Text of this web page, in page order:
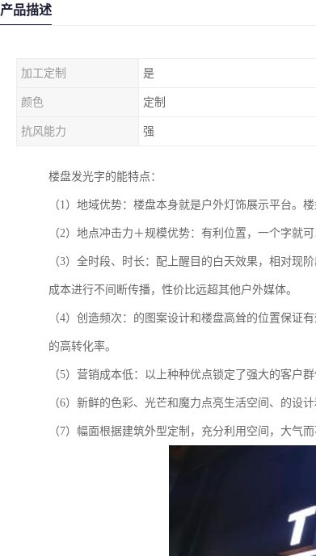
产品描述
加工定制 是
颜色 定制
抗风能力 强
楼盘发光字的能特点：
（1）地域优势：楼盘本身就是户外灯饰展示平台。
（2）地点冲击力＋规模优势：有利位置，一个字就
（3）全时段、时长：配上醒目的白天效果，相对现
成本进行不间断传播，性价比远超其他户外媒体。
（4）创造频次：的图案设计和楼盘高耸的位置保证
的高转化率。
（5）营销成本低：以上种种优点锁定了强大的客户
（6）新鲜的色彩、光芒和魔力点亮生活空间、的设
（7）幅面根据建筑外型定制，充分利用空间，大气而